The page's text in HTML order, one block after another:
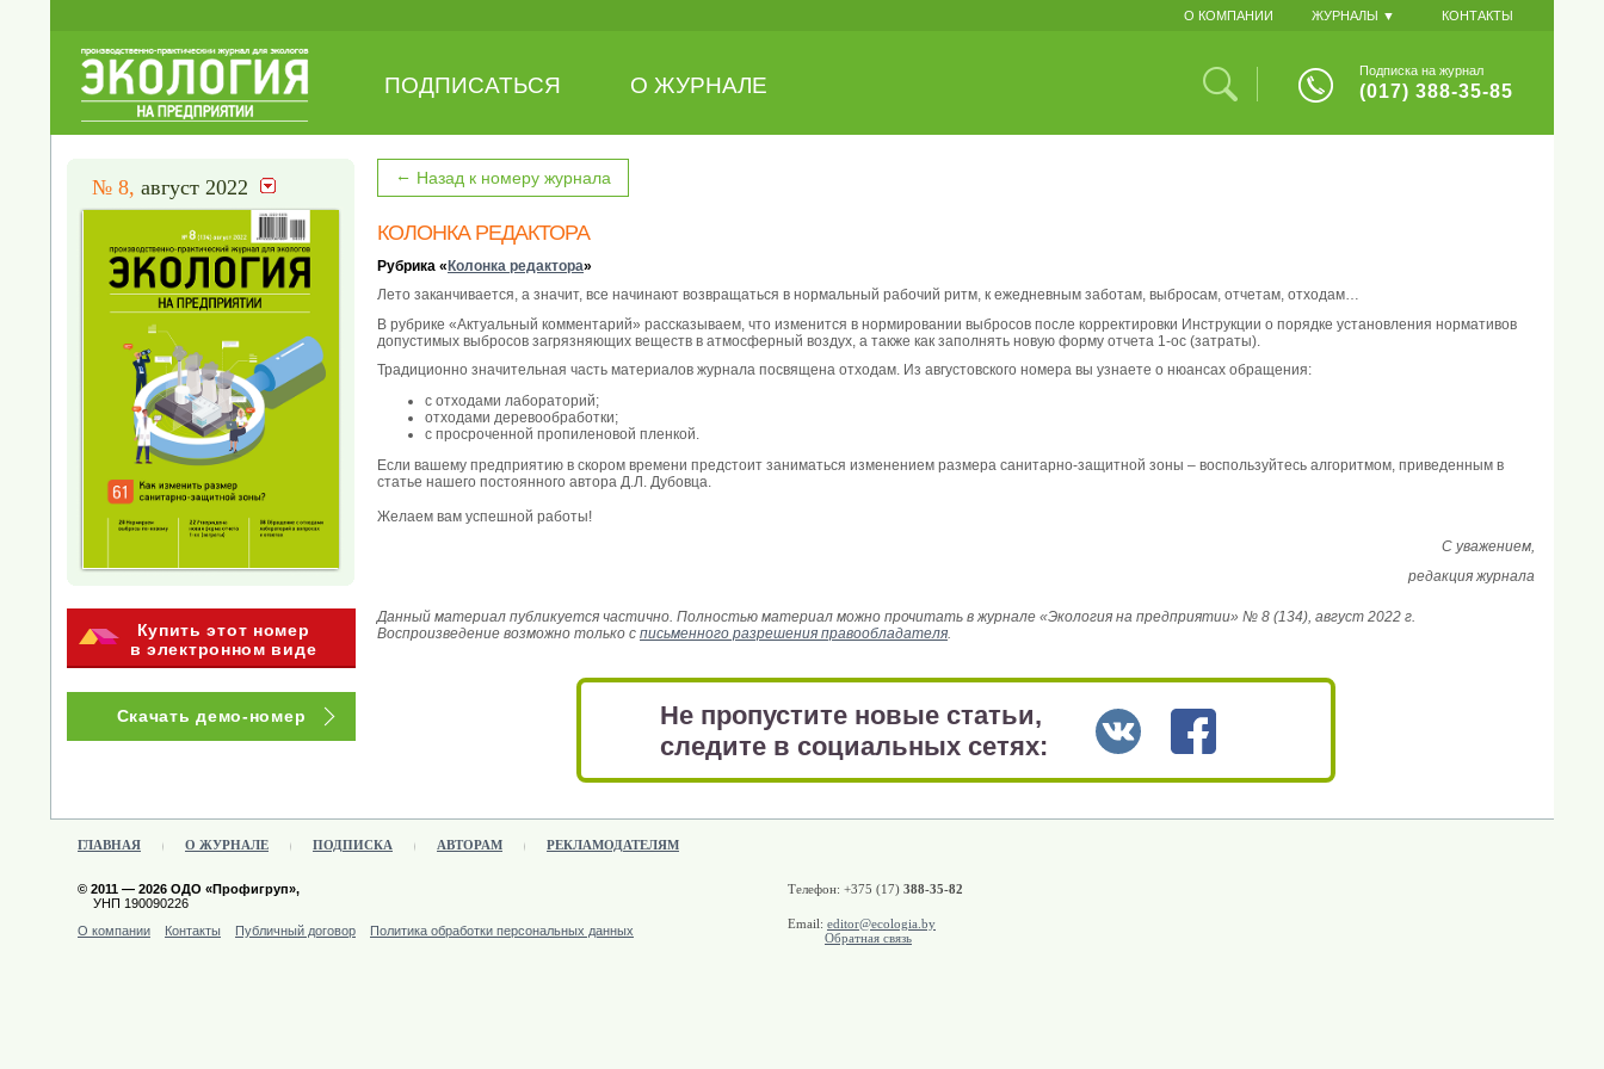
О КОМПАНИИ ЖУРНАЛЫ ▼ КОНТАКТЫ
ПОДПИСАТЬСЯ О ЖУРНАЛЕ
Подписка на журнал
(017) 388-35-85
№ 8, август 2022
Купить этот номер
в электронном виде
Скачать демо-номер
← Назад к номеру журнала
КОЛОНКА РЕДАКТОРА
Рубрика « Колонка редактора»
Лето заканчивается, а значит, все начинают возвращаться в нормальный рабочий ритм, к ежедневным заботам, выбросам, отчетам, отходам…
В рубрике «Актуальный комментарий» рассказываем, что изменится в нормировании выбросов после корректировки Инструкции о порядке установления нормативов
допустимых выбросов загрязняющих веществ в атмосферный воздух, а также как заполнять новую форму отчета 1-ос (затраты).
Традиционно значительная часть материалов журнала посвящена отходам. Из августовского номера вы узнаете о нюансах обращения:
с отходами лабораторий;
отходами деревообработки;
с просроченной пропиленовой пленкой.
Если вашему предприятию в скором времени предстоит заниматься изменением размера санитарно-защитной зоны – воспользуйтесь алгоритмом, приведенным в
статье нашего постоянного автора Д.Л. Дубовца.
Желаем вам успешной работы!
С уважением,
редакция журнала
Данный материал публикуется частично. Полностью материал можно прочитать в журнале «Экология на предприятии» № 8 (134), август 2022 г.
Воспроизведение возможно только с письменного разрешения правообладателя
Не пропустите новые статьи,
следите в социальных сетях:
ГЛАВНАЯ О ЖУРНАЛЕ ПОДПИСКА АВТОРАМ РЕКЛАМОДАТЕЛЯМ
© 2011 — 2026 ОДО «Профигруп»,
УНП 190090226
О компании
Контакты Публичный договор Политика обработки персональных данных
Телефон: +375 (17) 388-35-82
Email: editor@ecologia.by
Обратная связь